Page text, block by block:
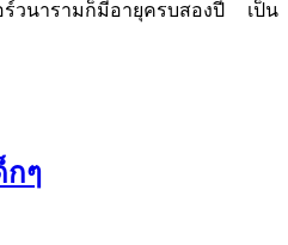
ร์วนารามก็มีอายุครบสองปี เป็น
กๆ